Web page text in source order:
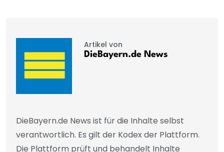
Artikel von
DieBayern.de News
DieBayern.de News ist für die Inhalte selbst
verantwortlich. Es gilt der Kodex der Plattform.
Die Plattform prüft und behandelt Inhalte